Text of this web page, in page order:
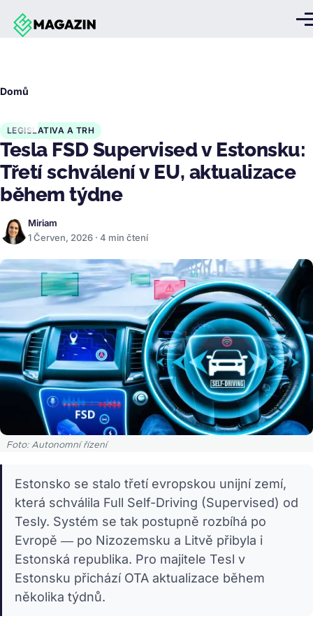
Přejít k hlavnímu obsahu
Domů
LEGISLATIVA A TRH
Tesla FSD Supervised v Estonsku:
Třetí schválení v EU, aktualizace
během týdne
Miriam
1 Červen, 2026 · 4 min čtení
Foto: Autonomní řízení
Estonsko se stalo třetí evropskou unijní zemí,
která schválila Full Self-Driving (Supervised) od
Tesly. Systém se tak postupně rozbíhá po
Evropě — po Nizozemsku a Litvě přibyla i
Estonská republika. Pro majitele Tesl v
Estonsku přichází OTA aktualizace během
několika týdnů.